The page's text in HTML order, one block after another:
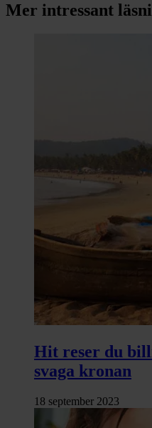
Mer intressant
Hit reser du
svaga kronan
18 september 2023